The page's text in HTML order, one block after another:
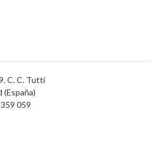
C. C. Tutti
(España)
059